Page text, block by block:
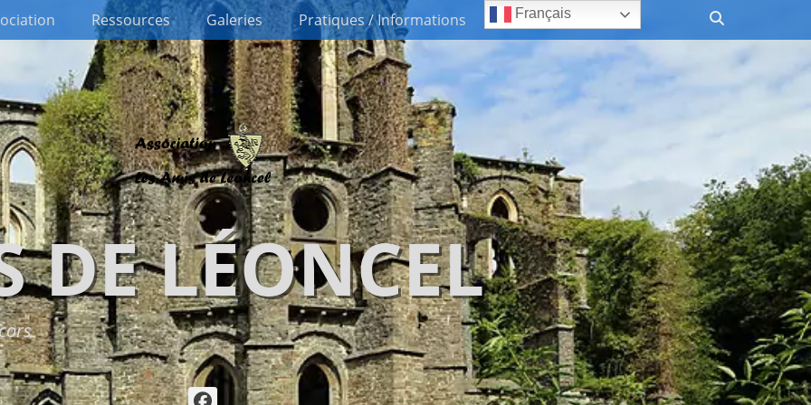
Ressources Galeries Pratiques / Informations Français
DE LÉONCEL
Facebook